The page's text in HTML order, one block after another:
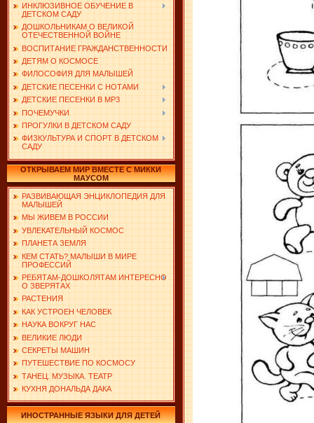
ИНКЛЮЗИВНОЕ ОБУЧЕНИЕ В
ДЕТСКОМ САДУ
ДОШКОЛЬНИКАМ О ВЕЛИКОЙ
ОТЕЧЕСТВЕННОЙ ВОЙНЕ
ВОСПИТАНИЕ ГРАЖДАНСТВЕННОСТИ
ДЕТЯМ О КОСМОСЕ
ФИЛОСОФИЯ ДЛЯ МАЛЫШЕЙ
ДЕТСКИЕ ПЕСЕНКИ С НОТАМИ
ДЕТСКИЕ ПЕСЕНКИ В MP3
ПОЧЕМУЧКИ
ПРОГУЛКИ В ДЕТСКОМ САДУ
ФИЗКУЛЬТУРА И СПОРТ В ДЕТСКОМ
САДУ
ОТКРЫВАЕМ МИР ВМЕСТЕ С МИККИ
МАУСОМ
РАЗВИВАЮЩАЯ ЭНЦИКЛОПЕДИЯ ДЛЯ
МАЛЫШЕЙ
МЫ ЖИВЕМ В РОССИИ
УВЛЕКАТЕЛЬНЫЙ КОСМОС
ПЛАНЕТА ЗЕМЛЯ
КЕМ СТАТЬ? МАЛЫШИ В МИРЕ
ПРОФЕССИЙ
РЕБЯТАМ-ДОШКОЛЯТАМ ИНТЕРЕСНО
О ЗВЕРЯТАХ
РАСТЕНИЯ
КАК УСТРОЕН ЧЕЛОВЕК
НАУКА ВОКРУГ НАС
ВЕЛИКИЕ ЛЮДИ
СЕКРЕТЫ МАШИН
ПУТЕШЕСТВИЕ ПО КОСМОСУ
ТАНЕЦ. МУЗЫКА. ТЕАТР
КУХНЯ ДОНАЛЬДА ДАКА
ИНОСТРАННЫЕ ЯЗЫКИ ДЛЯ ДЕТЕЙ